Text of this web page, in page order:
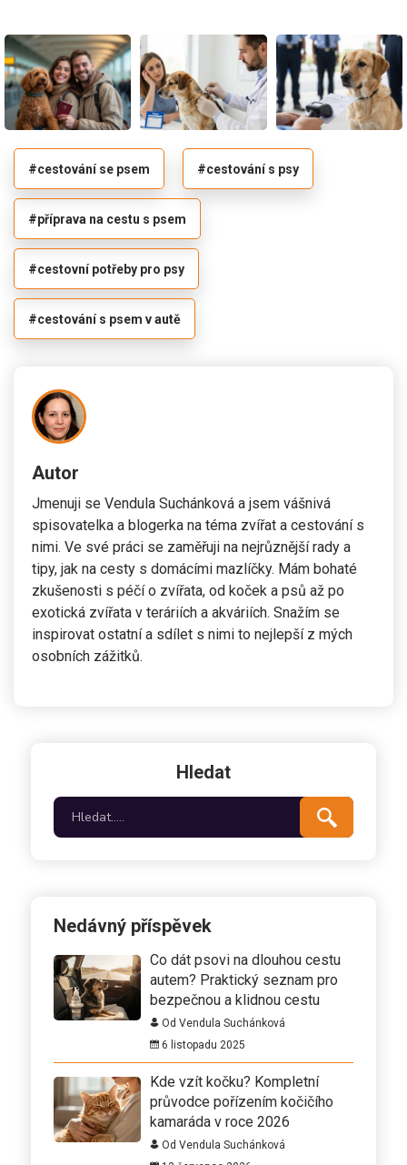
#cestování se psem #cestování s psy
#příprava na cestu s psem
#cestovní potřeby pro psy
#cestování s psem v autě
Autor
Jmenuji se Vendula Suchánková a jsem vášnivá
spisovatelka a blogerka na téma zvířat a cestování s
nimi. Ve své práci se zaměřuji na nejrůznější rady a
tipy, jak na cesty s domácími mazlíčky. Mám bohaté
zkušenosti s péčí o zvířata, od koček a psů až po
exotická zvířata v teráriích a akváriích. Snažím se
inspirovat ostatní a sdílet s nimi to nejlepší z mých
osobních zážitků.
Hledat
Nedávný příspěvek
Co dát psovi na dlouhou cestu
autem? Praktický seznam pro
bezpečnou a klidnou cestu
Od Vendula Suchánková
6 listopadu 2025
Kde vzít kočku? Kompletní
průvodce pořízením kočičího
kamaráda v roce 2026
Od Vendula Suchánková